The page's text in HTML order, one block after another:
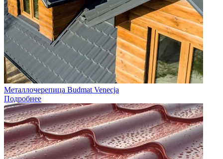
Металлочерепица Budmat Venecja
Подробнее